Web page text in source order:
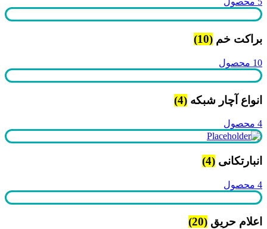
براکت خم (10)
10 محصول
انواع آچار شبکه (4)
4 محصول
انبارتکانی (4)
4 محصول
اعلام حریق (20)